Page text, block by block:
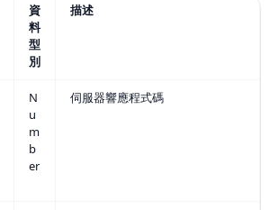
資
料
型
別
描述
N
u
m
b
er
伺服器響應程式碼